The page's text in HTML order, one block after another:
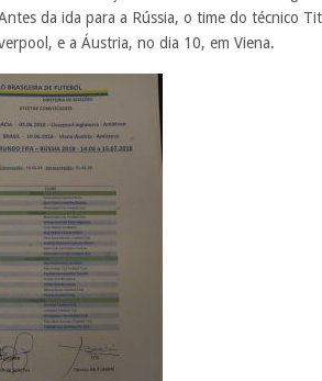
da ida para a Rússia, o time do técnico
e a Áustria, no dia 10, em Viena.